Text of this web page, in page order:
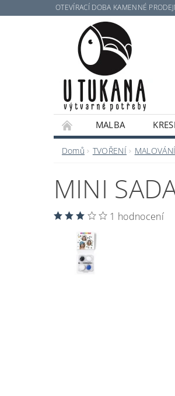
OTEVÍRACÍ DOBA KAMENNÉ
MALBA
Domů TVOŘENÍ
MINI
1 hodnocení